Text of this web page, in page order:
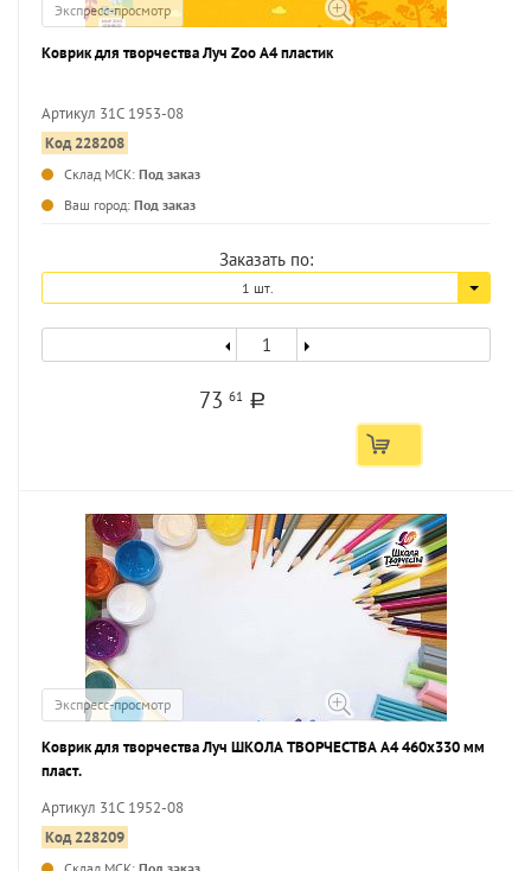
Экспресс-просмотр
Коврик для творчества Луч Zoo А4 пластик
Артикул 31С 1953-08
Код 228208
Склад МСК: Под заказ
Ваш город: Под заказ
Заказать по:
1 шт.
7361 a
Экспресс-просмотр
Коврик для творчества Луч ШКОЛА ТВОРЧЕСТВА А4 460х330 мм
пласт.
Артикул 31С 1952-08
Код 228209